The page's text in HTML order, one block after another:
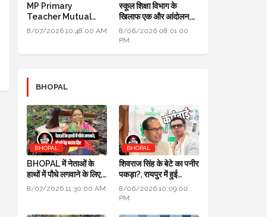
MP Primary
Teacher Mutual
Transfer 2026: DPI
8/07/2026 10:48:00 AM
स्कूल शिक्षा विभाग के
खिलाफ एक और आंदोलन,
DPI के सामने तीन दिन तक
धरना प्रदर्शन होगा
8/06/2026 08:01:00
PM
BHOPAL
BHOPAL
BHOPAL में नेताओं के
हाथों में पौधे लगवाने के लिए,
700 हरे भरे पेड़ कटवा दिए
8/07/2026 11:30:00 AM
BHOPAL
शिवराज सिंह के बेटे का पनीर
पकड़ा?, रायपुर में हुई
कार्रवाई, जांच के लिए लैब
भेजा
8/06/2026 10:09:00
PM